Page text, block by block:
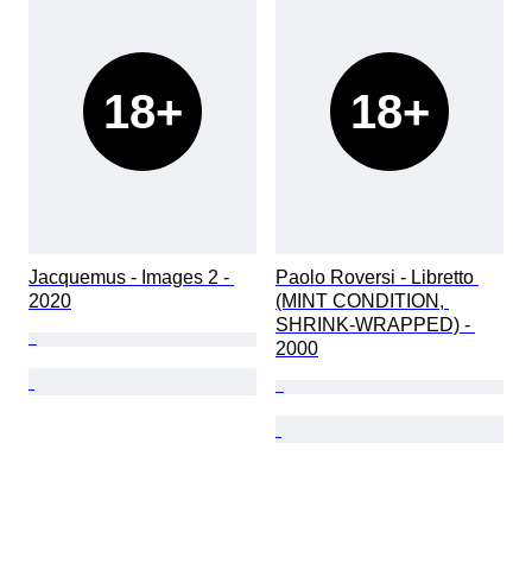
18+
Jacquemus - Images 2 -
2020
18+
Paolo Roversi - Libretto
(MINT CONDITION,
SHRINK-WRAPPED) -
2000